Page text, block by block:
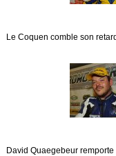
Le Coquen comble son
David Quaegebeur